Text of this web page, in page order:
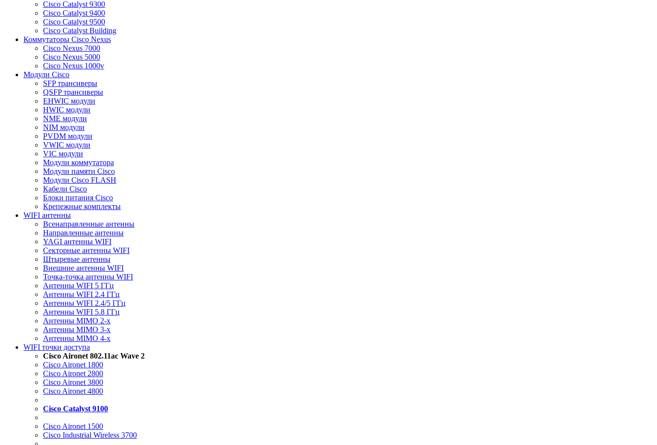
Cisco Catalyst 9300
Cisco Catalyst 9400
Cisco Catalyst 9500
Cisco Catalyst Building
Коммутаторы Cisco Nexus
Cisco Nexus 7000
Cisco Nexus 5000
Cisco Nexus 1000v
Модули Cisco
SFP трансиверы
QSFP трансиверы
EHWIC модули
HWIC модули
NME модули
NIM модули
PVDM модули
VWIC модули
VIC модули
Модули коммутатора
Модули памяти Cisco
Модули Cisco FLASH
Кабели Cisco
Блоки питания Cisco
Крепежные комплекты
WIFI антенны
Всенаправленные антенны
Направленные антенны
YAGI антенны WIFI
Секторные антенны WIFI
Штыревые антенны
Внешние антенны WIFI
Точка-точка антенны WIFI
Антенны WIFI 5 ГГц
Антенны WIFI 2.4 ГГц
Антенны WIFI 2.4/5 ГГц
Антенны WIFI 5.8 ГГц
Антенны MIMO 2-x
Антенны MIMO 3-x
Антенны MIMO 4-x
WIFI точки доступа
Cisco Aironet 802.11ac Wave 2
Cisco Aironet 1800
Cisco Aironet 2800
Cisco Aironet 3800
Cisco Aironet 4800
Cisco Catalyst 9100
Cisco Aironet 1500
Cisco Industrial Wireless 3700